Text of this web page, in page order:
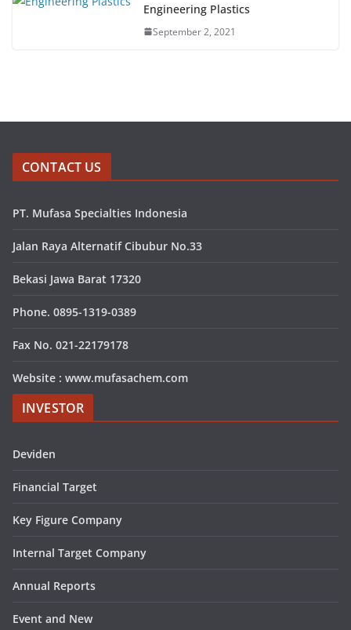
Engineering Plastics
September 2, 2021
CONTACT US
PT. Mufasa Specialties Indonesia
Jalan Raya Alternatif Cibubur No.33
Bekasi Jawa Barat 17320
Phone. 0895-1319-0389
Fax No. 021-22179178
Website : www.mufasachem.com
INVESTOR
Deviden
Financial Target
Key Figure Company
Internal Target Company
Annual Reports
Event and New